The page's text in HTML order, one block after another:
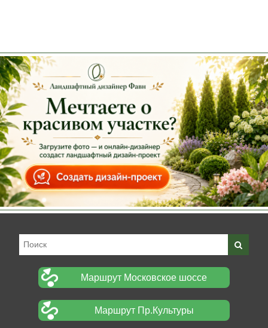
Маршрут Московское шоссе
Маршрут Пр.Культуры